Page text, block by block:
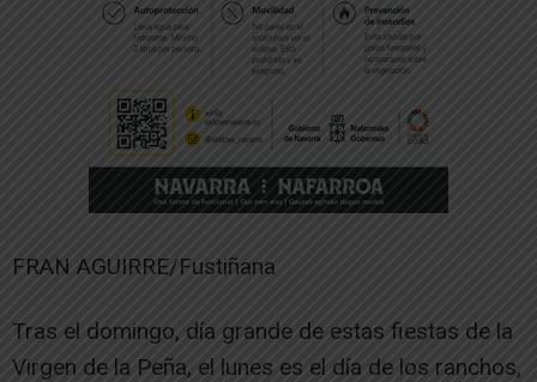
FRAN AGUIRRE/Fustiñana
Tras el domingo, día grande de estas fiestas de la
Virgen de la Peña, el lunes es el día de los ranchos,